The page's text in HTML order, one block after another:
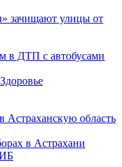
зачищают улицы от
в ДТП с автобусами
Здоровье
Астраханскую область
в Астрахани